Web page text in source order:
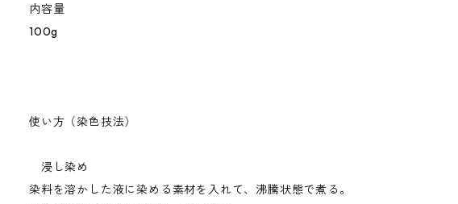
内容量
100g
使い方（染色技法）
浸し染め
染料を溶かした液に染める素材を入れて、沸騰状態で煮る。